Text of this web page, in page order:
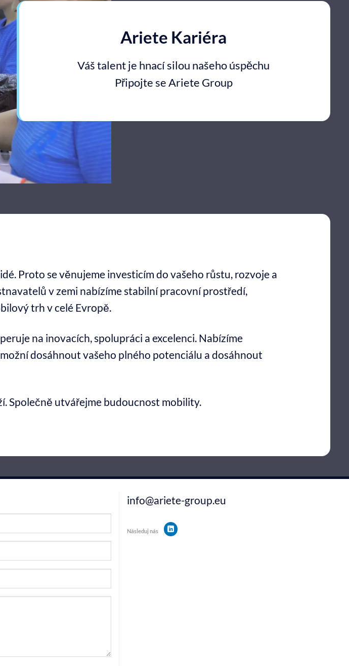
Ariete Kariéra
Váš talent je hnací silou našeho úspěchu
Připojte se Ariete Group
Proto se věnujeme investicím do vašeho růstu, rozvoje a
v zemi nabízíme stabilní pracovní prostředí,
trh v celé Evropě.
na inovacích, spolupráci a excelenci. Nabízíme
dosáhnout vašeho plného potenciálu a dosáhnout
Společně utvářejme budoucnost mobility.
info@ariete-group.eu
Následuj nás